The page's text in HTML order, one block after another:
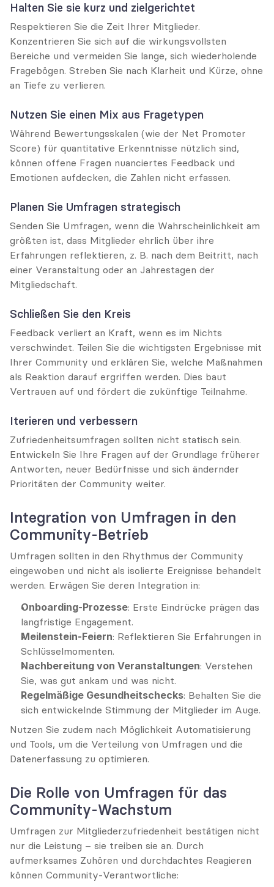
Halten Sie sie kurz und zielgerichtet
Respektieren Sie die Zeit Ihrer Mitglieder.
Konzentrieren Sie sich auf die wirkungsvollsten
Bereiche und vermeiden Sie lange, sich wiederholende
Fragebögen. Streben Sie nach Klarheit und Kürze, ohne
an Tiefe zu verlieren.
Nutzen Sie einen Mix aus Fragetypen
Während Bewertungsskalen (wie der Net Promoter
Score) für quantitative Erkenntnisse nützlich sind,
können offene Fragen nuanciertes Feedback und
Emotionen aufdecken, die Zahlen nicht erfassen.
Planen Sie Umfragen strategisch
Senden Sie Umfragen, wenn die Wahrscheinlichkeit am
größten ist, dass Mitglieder ehrlich über ihre
Erfahrungen reflektieren, z. B. nach dem Beitritt, nach
einer Veranstaltung oder an Jahrestagen der
Mitgliedschaft.
Schließen Sie den Kreis
Feedback verliert an Kraft, wenn es im Nichts
verschwindet. Teilen Sie die wichtigsten Ergebnisse mit
Ihrer Community und erklären Sie, welche Maßnahmen
als Reaktion darauf ergriffen werden. Dies baut
Vertrauen auf und fördert die zukünftige Teilnahme.
Iterieren und verbessern
Zufriedenheitsumfragen sollten nicht statisch sein.
Entwickeln Sie Ihre Fragen auf der Grundlage früherer
Antworten, neuer Bedürfnisse und sich ändernder
Prioritäten der Community weiter.
Integration von Umfragen in den
Community-Betrieb
Umfragen sollten in den Rhythmus der Community
eingewoben und nicht als isolierte Ereignisse behandelt
werden. Erwägen Sie deren Integration in:
Onboarding-Prozesse: Erste Eindrücke prägen das
langfristige Engagement.
Meilenstein-Feiern: Reflektieren Sie Erfahrungen in
Schlüsselmomenten.
Nachbereitung von Veranstaltungen: Verstehen
Sie, was gut ankam und was nicht.
Regelmäßige Gesundheitschecks: Behalten Sie die
sich entwickelnde Stimmung der Mitglieder im Auge.
Nutzen Sie zudem nach Möglichkeit Automatisierung
und Tools, um die Verteilung von Umfragen und die
Datenerfassung zu optimieren.
Die Rolle von Umfragen für das
Community-Wachstum
Umfragen zur Mitgliederzufriedenheit bestätigen nicht
nur die Leistung – sie treiben sie an. Durch
aufmerksames Zuhören und durchdachtes Reagieren
können Community-Verantwortliche: